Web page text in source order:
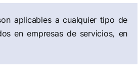
aplicables a cualquier tipo de
en empresas de servicios, en